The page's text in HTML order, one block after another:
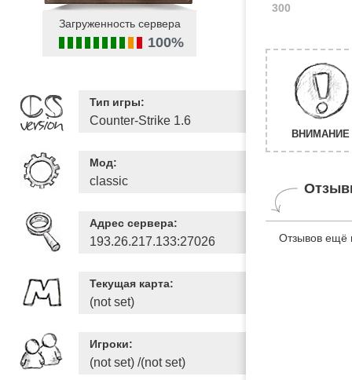
Загруженность сервера
100%
Тип игры:
Counter-Strike 1.6
Мод:
classic
Адрес сервера:
193.26.217.133:27026
Текущая карта:
(not set)
Игроки:
(not set) /(not set)
300
ВНИМАНИЕ
Отзывов ещё